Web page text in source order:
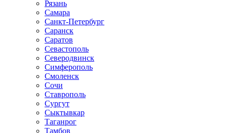
Рязань
Самара
Санкт-Петербург
Саранск
Саратов
Севастополь
Северодвинск
Симферополь
Смоленск
Сочи
Ставрополь
Сургут
Сыктывкар
Таганрог
Тамбов